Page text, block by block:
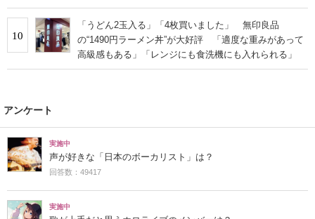
10
「うどん2玉入る」「4枚買いました」 無印良品
の“1490円ラーメン丼”が大好評 「適度な重みがあって
高級感もある」「レンジにも食洗機にも入れられる」
アンケート
実施中
声が好きな「日本のボーカリスト」は？
回答数：49417
実施中